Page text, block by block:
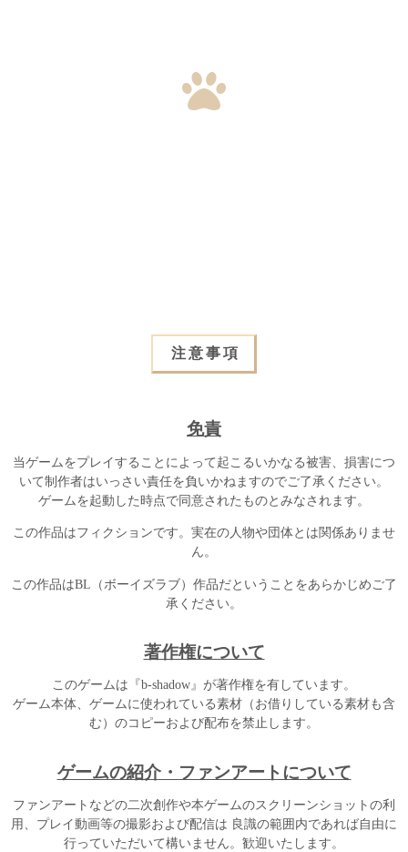
注意事項
免責
当ゲームをプレイすることによって起こるいかなる被害、損害につ
いて制作者はいっさい責任を負いかねますのでご了承ください。
ゲームを起動した時点で同意されたものとみなされます。
この作品はフィクションです。実在の人物や団体とは関係ありませ
ん。
この作品はBL（ボーイズラブ）作品だということをあらかじめご了
承ください。
著作権について
このゲームは『b-shadow』が著作権を有しています。
ゲーム本体、ゲームに使われている素材（お借りしている素材も含
む）のコピーおよび配布を禁止します。
ゲームの紹介・ファンアートについて
ファンアートなどの二次創作や本ゲームのスクリーンショットの利
用、プレイ動画等の撮影および配信は 良識の範囲内であれば自由に
行っていただいて構いません。歓迎いたします。